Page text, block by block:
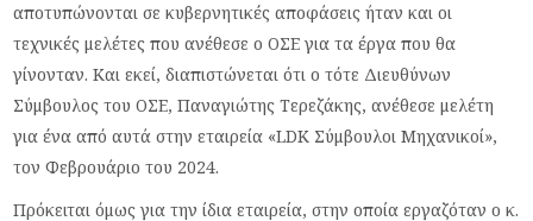
αποτυπώνονται σε κυβερνητικές αποφάσεις ήταν και οι
τεχνικές μελέτες που ανέθεσε ο ΟΣΕ για τα έργα που θα
γίνονταν. Και εκεί, διαπιστώνεται ότιο τότε Διευθύνων
Σύμβουλος του ΟΣΕ, Παναγιώτης Τερεζάκης, ανέθεσε μελέτη
για ένα από αυτά στην εταιρεία «LDK Σύμβουλοι Μηχανικοί»,
τον Φεβρουάριο του 2024.
Πρόκειται όμως για την ίδια εταιρεία, στην οποία εργαζόταν ο κ.